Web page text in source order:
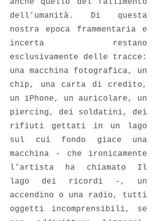
anche quello del fallimento
dell’umanità. Di questa
nostra epoca frammentaria e
incerta restano
esclusivamente delle tracce:
una macchina fotografica, un
chip, una carta di credito,
un iPhone, un auricolare, un
piercing, dei soldatini, dei
rifiuti gettati in un lago
sul cui fondo giace una
macchina - che ironicamente
l’artista ha chiamato Il
lago dei ricordi -, un
accendino o una radio, tutti
oggetti incomprensibili, se